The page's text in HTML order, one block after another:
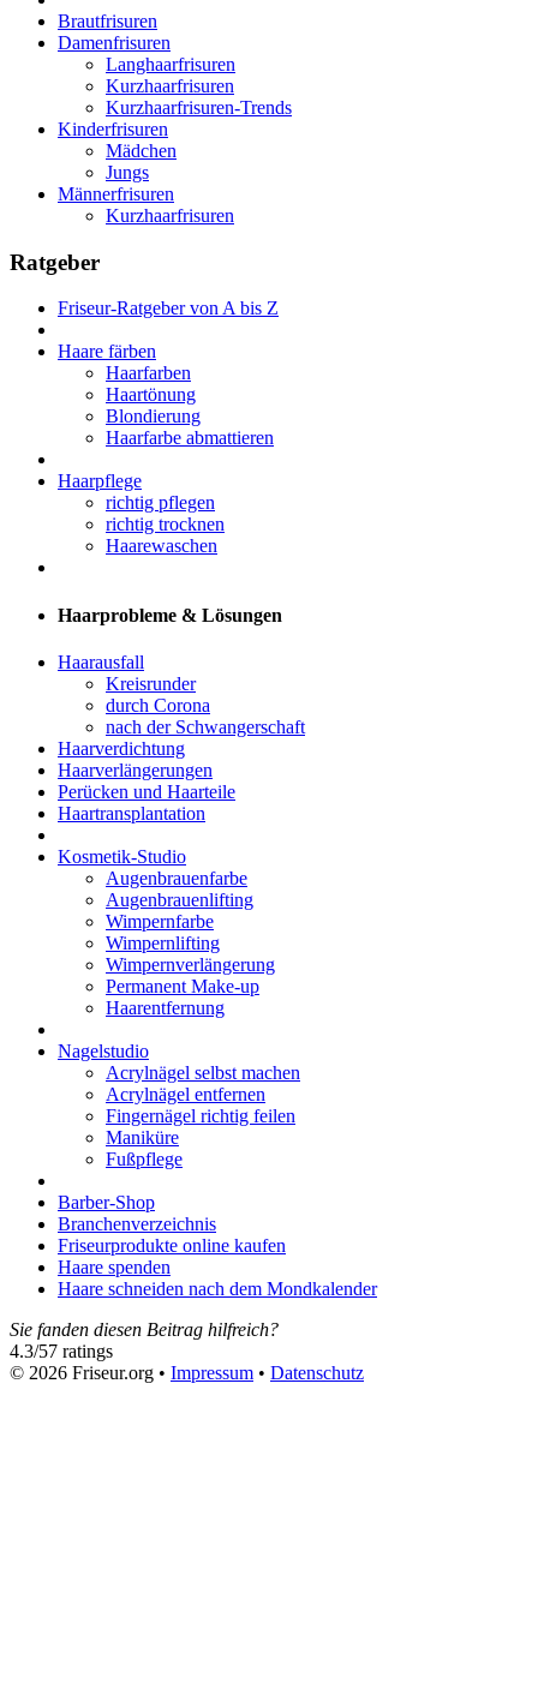
Brautfrisuren
Damenfrisuren
Langhaarfrisuren
Kurzhaarfrisuren
Kurzhaarfrisuren-Trends
Kinderfrisuren
Mädchen
Jungs
Männerfrisuren
Kurzhaarfrisuren
Ratgeber
Friseur-Ratgeber von A bis Z
Haare färben
Haarfarben
Haartönung
Blondierung
Haarfarbe abmattieren
Haarpflege
richtig pflegen
richtig trocknen
Haarewaschen
Haarprobleme & Lösungen
Haarausfall
Kreisrunder
durch Corona
nach der Schwangerschaft
Haarverdichtung
Haarverlängerungen
Perücken und Haarteile
Haartransplantation
Kosmetik-Studio
Augenbrauenfarbe
Augenbrauenlifting
Wimpernfarbe
Wimpernlifting
Wimpernverlängerung
Permanent Make-up
Haarentfernung
Nagelstudio
Acrylnägel selbst machen
Acrylnägel entfernen
Fingernägel richtig feilen
Maniküre
Fußpflege
Barber-Shop
Branchenverzeichnis
Friseurprodukte online kaufen
Haare spenden
Haare schneiden nach dem Mondkalender
Sie fanden diesen Beitrag hilfreich?
4.3/57 ratings
© 2026 Friseur.org • Impressum • Datenschutz